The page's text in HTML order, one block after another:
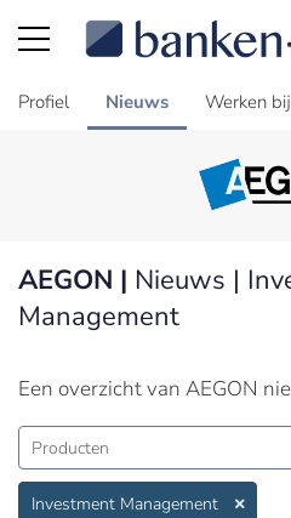
Profiel Nieuws Werken bij
AEGON | Nieuws |
Management
Een overzicht van AEGON
Producten
Investment Management